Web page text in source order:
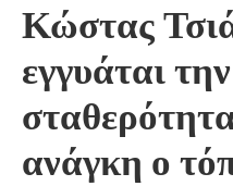
Κώστας
εγγυάται
ανάγκη ο